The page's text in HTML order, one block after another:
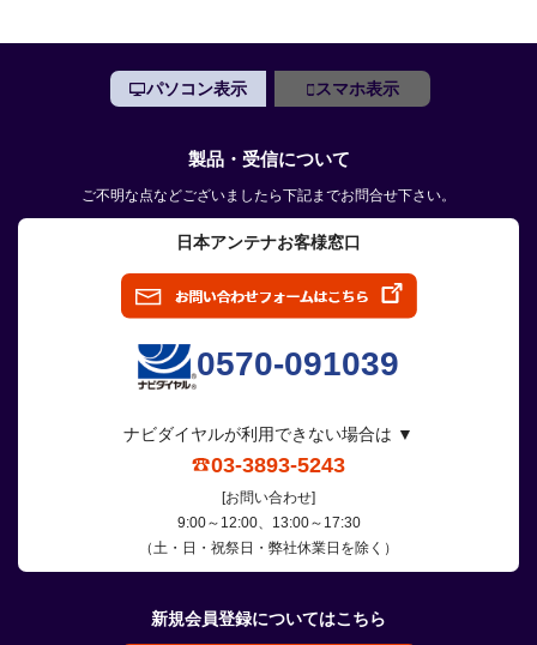
パソコン表示 スマホ表示
製品・受信について
ご不明な点などございましたら下記までお問合せ下さい。
日本アンテナお客様窓口
0570-091039
ナビダイヤルが利用できない場合は ▼
03-3893-5243
[お問い合わせ]
9:00～12:00、13:00～17:30
（土・日・祝祭日・弊社休業日を除く）
新規会員登録についてはこちら